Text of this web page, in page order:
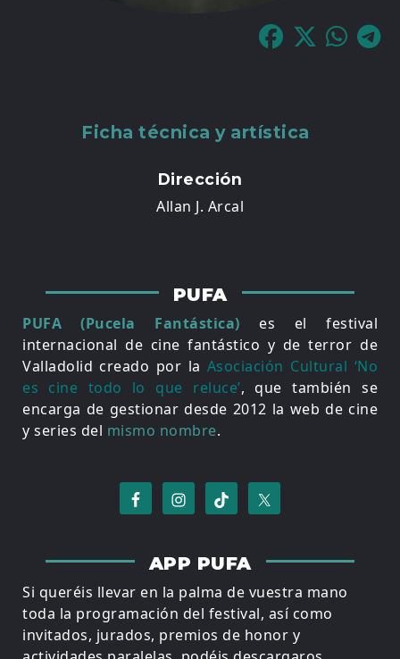
Ficha técnica y artística
Dirección
Allan J. Arcal
PUFA
PUFA (Pucela Fantástica) es el festival
internacional de cine fantástico y de terror de
Valladolid creado por la Asociación Cultural ‘No
es cine todo lo que reluce’, que también se
encarga de gestionar desde 2012 la web de cine
y series del mismo nombre.
APP PUFA
Si queréis llevar en la palma de vuestra mano
toda la programación del festival, así como
invitados, jurados, premios de honor y